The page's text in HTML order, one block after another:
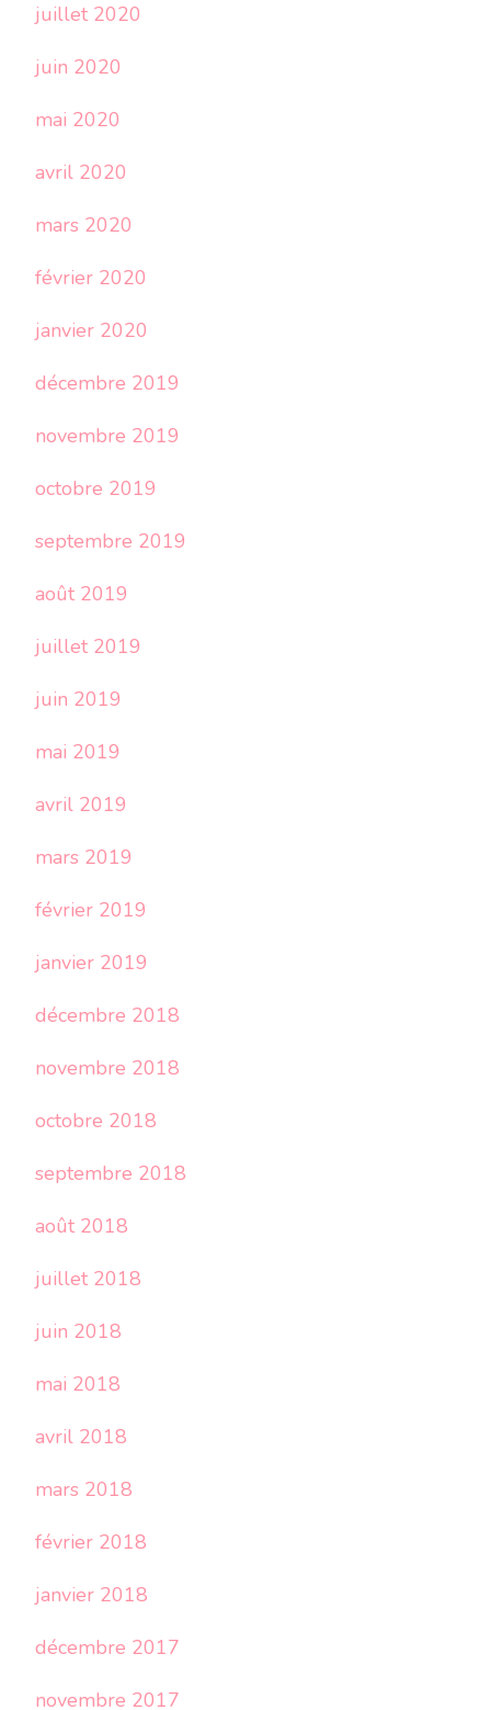
juillet 2020
juin 2020
mai 2020
avril 2020
mars 2020
février 2020
janvier 2020
décembre 2019
novembre 2019
octobre 2019
septembre 2019
août 2019
juillet 2019
juin 2019
mai 2019
avril 2019
mars 2019
février 2019
janvier 2019
décembre 2018
novembre 2018
octobre 2018
septembre 2018
août 2018
juillet 2018
juin 2018
mai 2018
avril 2018
mars 2018
février 2018
janvier 2018
décembre 2017
novembre 2017